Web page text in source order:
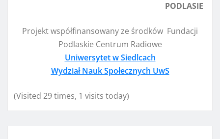
PODLASIE
Projekt współfinansowany ze środków Fundacji
Podlaskie Centrum Radiowe
Uniwersytet w Siedlcach
Wydział Nauk Społecznych UwS
(Visited 29 times, 1 visits today)